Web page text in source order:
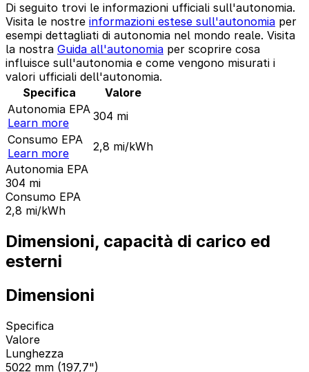
Di seguito trovi le informazioni ufficiali sull'autonomia.
Visita le nostre informazioni estese sull'autonomia per
esempi dettagliati di autonomia nel mondo reale. Visita
la nostra Guida all'autonomia per scoprire cosa
influisce sull'autonomia e come vengono misurati i
valori ufficiali dell'autonomia.
Specifica
Valore
Autonomia EPA
Learn more
304 mi
Consumo EPA
Learn more
2,8 mi/kWh
Autonomia EPA
304 mi
Consumo EPA
2,8 mi/kWh
Dimensioni, capacità di carico ed
esterni
Dimensioni
Specifica
Valore
Lunghezza
5022 mm (197,7")